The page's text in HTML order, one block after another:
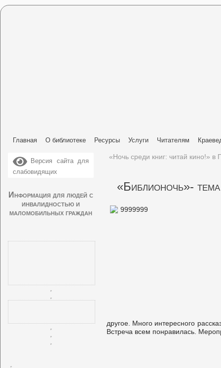
Главная О библиотеке Ресурсы Услуги Читателям
Версия сайта для
слабовидящих
Информация для людей с
инвалидностью и
маломобильных граждан
«Ночь среди книг: читай кино!» в
«Библионочь»-
другое. Много интересного
Встреча всем понравилась.